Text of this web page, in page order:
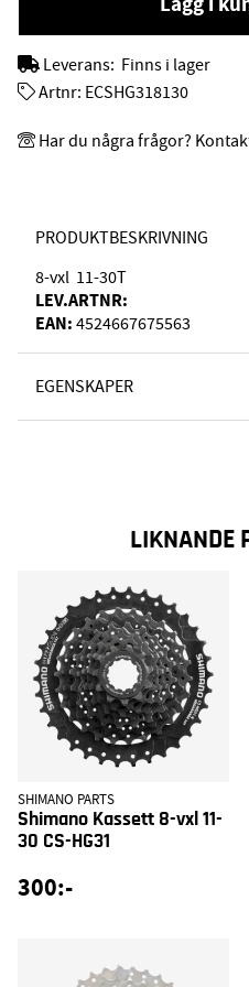
PRODUKTBESKRIVNING
8-vxl 11-30T
LEV.ARTNR:
EAN: 4524667675563
EGENSKAPER
Leverans: Finns i lager
Artnr: ECSHG318130
Har du några frågor?
LIKNANDE
SHIMANO PARTS
Shimano Kassett 8-vxl 11-
30 CS-HG31
300:-